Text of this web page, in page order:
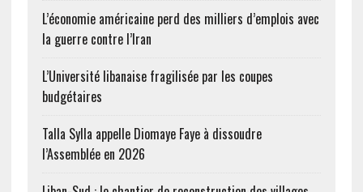
L’économie américaine perd des milliers d’emplois avec
la guerre contre l’Iran
L’Université libanaise fragilisée par les coupes
budgétaires
Talla Sylla appelle Diomaye Faye à dissoudre
l’Assemblée en 2026